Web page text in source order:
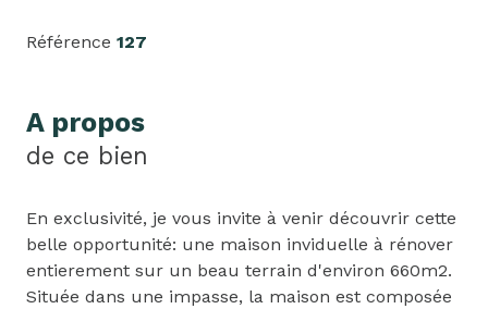
Référence 127
A propos
de ce bien
En exclusivité, je vous invite à venir découvrir cette
belle opportunité: une maison inviduelle à rénover
entierement sur un beau terrain d'environ 660m2.
Située dans une impasse, la maison est composée